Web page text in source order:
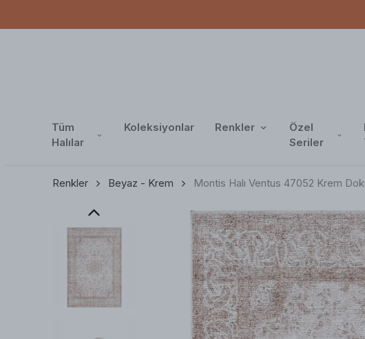
Tüm
Halılar
Koleksiyonlar Renkler
Özel
Seriler
Renkler Beyaz - Krem Montis Halı Ventus 47052 Krem